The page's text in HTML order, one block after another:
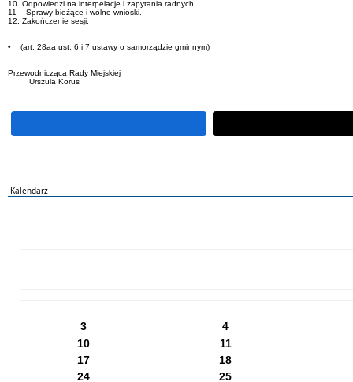
10. Odpowiedzi na interpelacje i zapytania radnych.
11 Sprawy bieżące i wolne wnioski.
12. Zakończenie sesji.
• (art. 28aa ust. 6 i 7 ustawy o samorządzie gminnym)
Przewodnicząca Rady Miejskiej
Urszula Korus
Kalendarz
3
4
10
11
17
18
24
25